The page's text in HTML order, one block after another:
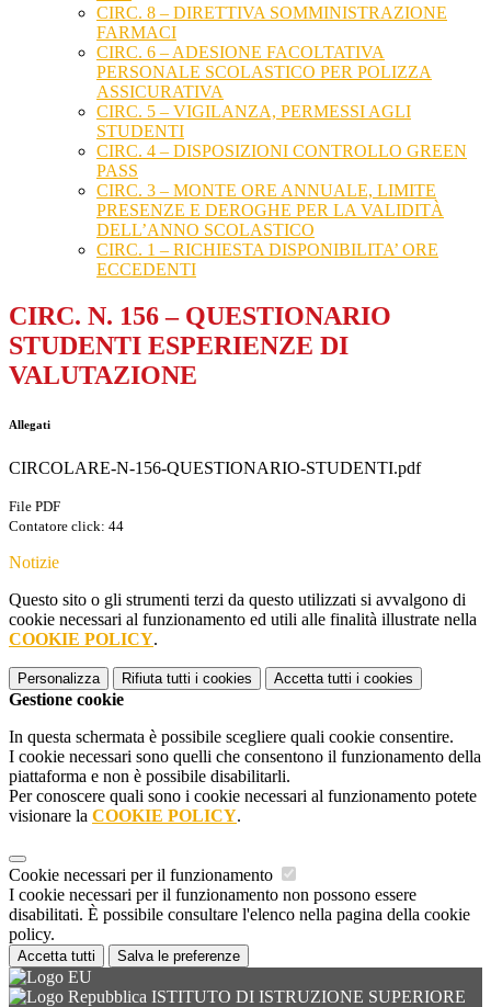
CIRC. 8 – DIRETTIVA SOMMINISTRAZIONE
FARMACI
CIRC. 6 – ADESIONE FACOLTATIVA
PERSONALE SCOLASTICO PER POLIZZA
ASSICURATIVA
CIRC. 5 – VIGILANZA, PERMESSI AGLI
STUDENTI
CIRC. 4 – DISPOSIZIONI CONTROLLO GREEN
PASS
CIRC. 3 – MONTE ORE ANNUALE, LIMITE
PRESENZE E DEROGHE PER LA VALIDITÀ
DELL’ANNO SCOLASTICO
CIRC. 1 – RICHIESTA DISPONIBILITA’ ORE
ECCEDENTI
CIRC. N. 156 – QUESTIONARIO
STUDENTI ESPERIENZE DI
VALUTAZIONE
Allegati
CIRCOLARE-N-156-QUESTIONARIO-STUDENTI.pdf
File PDF
Contatore click: 44
Notizie
Questo sito o gli strumenti terzi da questo utilizzati si avvalgono di
cookie necessari al funzionamento ed utili alle finalità illustrate nella
COOKIE POLICY.
Personalizza Rifiuta tutti i cookies Accetta tutti i cookies
Gestione cookie
In questa schermata è possibile scegliere quali cookie consentire.
I cookie necessari sono quelli che consentono il funzionamento della
piattaforma e non è possibile disabilitarli.
Per conoscere quali sono i cookie necessari al funzionamento potete
visionare la COOKIE POLICY.
Cookie necessari per il funzionamento
I cookie necessari per il funzionamento non possono essere
disabilitati. È possibile consultare l'elenco nella pagina della cookie
policy.
Accetta tutti Salva le preferenze
ISTITUTO DI ISTRUZIONE SUPERIORE